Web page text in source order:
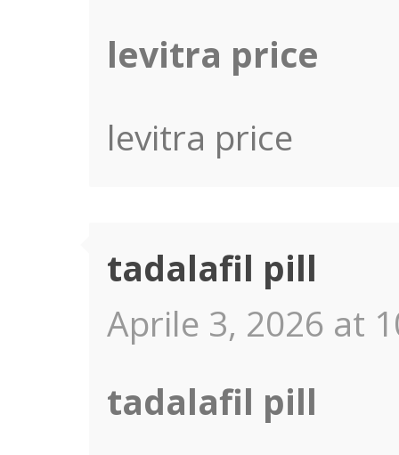
levitra price
levitra price
tadalafil pill
Aprile 3, 2026 at
tadalafil pill